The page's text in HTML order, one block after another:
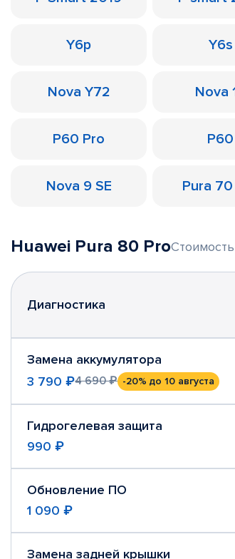
Y6p Y6s
Nova Y72 Nova
P60 Pro P60
Nova 9 SE Pura
Huawei Pura 80 Pro
Диагностика
Замена аккумулятора
3 790 ₽4 690 ₽ -20% до 10 августа
Гидрогелевая защита
990 ₽
Обновление ПО
1 090 ₽
Замена задней крышки